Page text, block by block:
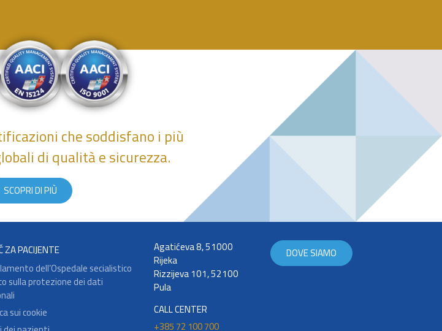
che soddisfano i più
di qualità e sicurezza.
SCOPRI DI PIÙ
ZA PACIJENTE
dell’Ospedale secialistico
sulla protezione dei dati
sui cookie
Agatićeva 8, 51000
Rijeka
Rizzijeva 101, 52100
Pula
CALL CENTER
+385 72 100 700
DOVE SIAMO